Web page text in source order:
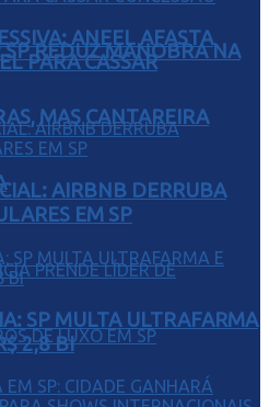
REDUZ MANOBRA NA
MAS CANTAREIRA
ANEEL AFASTA
PARA CASSAR
AIRBNB DERRUBA
EM SP
SP MULTA ULTRAFARMA
2,8 BI